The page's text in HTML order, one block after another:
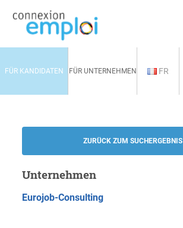
FÜR KANDIDATEN FÜR UNTERNEHMEN FR
ZURÜCK ZUM SUCHERGEBNIS
Unternehmen
Eurojob-Consulting